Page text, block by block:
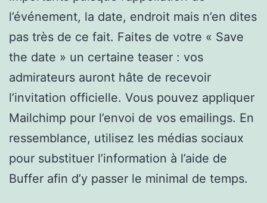
l’événement, la date, endroit mais n’en dites
pas très de ce fait. Faites de votre « Save
the date » un certaine teaser : vos
admirateurs auront hâte de recevoir
l’invitation officielle. Vous pouvez appliquer
Mailchimp pour l’envoi de vos emailings. En
ressemblance, utilisez les médias sociaux
pour substituer l’information à l’aide de
Buffer afin d’y passer le minimal de temps.